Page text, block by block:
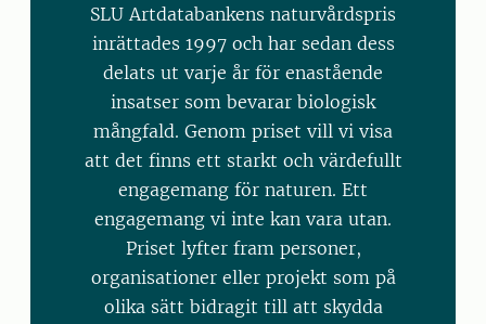
SLU Artdatabankens naturvårdspris
inrättades 1997 och har sedan dess
delats ut varje år för enastående
insatser som bevarar biologisk
mångfald. Genom priset vill vi visa
att det finns ett starkt och värdefullt
engagemang för naturen. Ett
engagemang vi inte kan vara utan.
Priset lyfter fram personer,
organisationer eller projekt som på
olika sätt bidragit till att skydda